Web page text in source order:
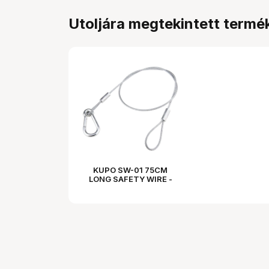
Utoljára megtekintett
KUPO SW-01 75CM
LONG SAFETY WIRE -